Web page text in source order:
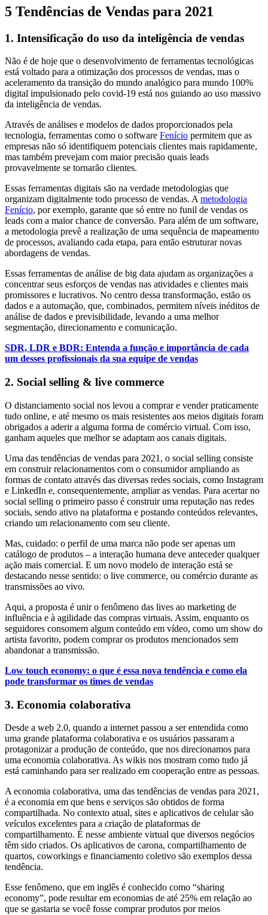
5 Tendências de Vendas para 2021
1. Intensificação do uso da inteligência de vendas
Não é de hoje que o desenvolvimento de ferramentas tecnológicas
está voltado para a otimização dos processos de vendas, mas o
aceleramento da transição do mundo analógico para mundo 100%
digital impulsionado pelo covid-19 está nos guiando ao uso massivo
da inteligência de vendas.
Através de análises e modelos de dados proporcionados pela
tecnologia, ferramentas como o software Fenício permitem que as
empresas não só identifiquem potenciais clientes mais rapidamente,
mas também prevejam com maior precisão quais leads
provavelmente se tornarão clientes.
Essas ferramentas digitais são na verdade metodologias que
organizam digitalmente todo processo de vendas. Ametodologia
Fenício, por exemplo, garante que só entre no funil de vendas os
leads com a maior chance de conversão. Para além de um software,
a metodologia prevê a realização de uma sequência de mapeamento
de processos, avaliando cada etapa, para então estruturar novas
abordagens de vendas.
Essas ferramentas de análise de big data ajudam as organizações a
concentrar seus esforços de vendas nas atividades e clientes mais
promissores e lucrativos. No centro dessa transformação, estão os
dados e a automação, que, combinados, permitem níveis inéditos de
análise de dados e previsibilidade, levando a uma melhor
segmentação, direcionamento e comunicação.
SDR, LDR e BDR: Entenda a função e importância de cada
um desses profissionais da sua equipe de vendas
2. Social selling & live commerce
O distanciamento social nos levou a comprar e vender praticamente
tudo online, e até mesmo os mais resistentes aos meios digitais foram
obrigados a aderir a alguma forma de comércio virtual. Com isso,
ganham aqueles que melhor se adaptam aos canais digitais.
Uma das tendências de vendas para 2021, o social selling consiste
em construir relacionamentos com o consumidor ampliando as
formas de contato através das diversas redes sociais, como Instagram
e LinkedIn e, consequentemente, ampliar as vendas. Para acertar no
social selling o primeiro passo é construir uma reputação nas redes
sociais, sendo ativo na plataforma e postando conteúdos relevantes,
criando um relacionamento com seu cliente.
Mas, cuidado: o perfil de uma marca não pode ser apenas um
catálogo de produtos – a interação humana deve anteceder qualquer
ação mais comercial. E um novo modelo de interação está se
destacando nesse sentido: o live commerce, ou comércio durante as
transmissões ao vivo.
Aqui, a proposta é unir o fenômeno das lives ao marketing de
influência e à agilidade das compras virtuais. Assim, enquanto os
seguidores consomem algum conteúdo em vídeo, como um show do
artista favorito, podem comprar os produtos mencionados sem
abandonar a transmissão.
Low touch economy: o que é essa nova tendência e como ela
pode transformar os times de vendas
3. Economia colaborativa
Desde a web 2.0, quando a internet passou a ser entendida como
uma grande plataforma colaborativa e os usuários passaram a
protagonizar a produção de conteúdo, que nos direcionamos para
uma economia colaborativa. As wikis nos mostram como tudo já
está caminhando para ser realizado em cooperação entre as pessoas.
A economia colaborativa, uma das tendências de vendas para 2021,
é a economia em que bens e serviços são obtidos de forma
compartilhada. No contexto atual, sites e aplicativos de celular são
veículos excelentes para a criação de plataformas de
compartilhamento. É nesse ambiente virtual que diversos negócios
têm sido criados. Os aplicativos de carona, compartilhamento de
quartos, coworkings e financiamento coletivo são exemplos dessa
tendência.
Esse fenômeno, que em inglês é conhecido como “sharing
economy”, pode resultar em economias de até 25% em relação ao
que se gastaria se você fosse comprar produtos por meios